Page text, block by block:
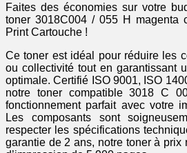
Faites des économies sur votre
toner 3018C004 / 055 H magenta
Print Cartouche !
Ce toner est idéal pour réduire les
ou collectivité tout en garantissant
optimale. Certifié ISO 9001, ISO
notre toner compatible 3018 C
fonctionnement parfait avec votre
Les composants sont
respecter les spécifications
garantie de 2 ans, notre toner à prix